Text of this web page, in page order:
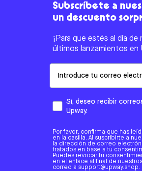
Subscríbete a
un descuento
¡Para que estés al día
últimos lanzamientos en
Sí, deseo recibir
Upway.
Por favor, confirma que has
en la casilla. Al suscribirte a
la dirección de correo
tratados en base a tu
Puedes revocar tu
en el enlace al final de
correo a support@upway.shop.